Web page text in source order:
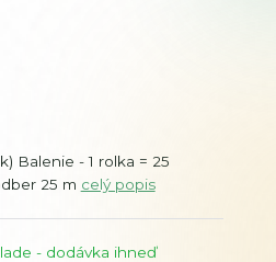
Balenie - 1 rolka = 25
25 m celý popis
- dodávka ihneď